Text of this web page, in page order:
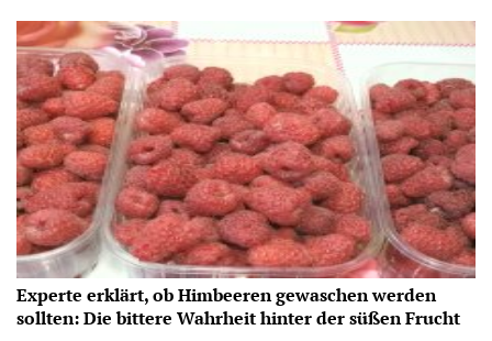
Experte erklärt, ob Himbeeren gewaschen werden
sollten: Die bittere Wahrheit hinter der süßen Frucht